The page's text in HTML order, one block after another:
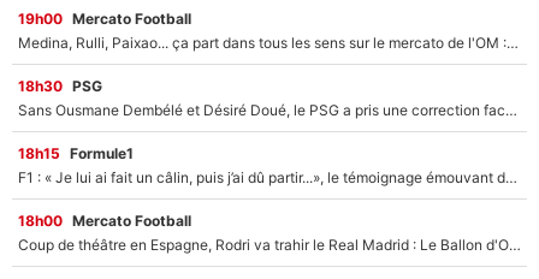
19h00 Mercato Football
Medina, Rulli, Paixao... ça part dans tous les sens sur le mercato de l'OM : Frank McCourt va enfin récupérer l'argent qu'il attend ?
18h30 PSG
Sans Ousmane Dembélé et Désiré Doué, le PSG a pris une correction face à Majorque : Luis Enrique attend avec impatience des renforts !
18h15 Formule1
F1 : « Je lui ai fait un câlin, puis j’ai dû partir...», le témoignage émouvant de Max Verstappen sur sa fille
18h00 Mercato Football
Coup de théâtre en Espagne, Rodri va trahir le Real Madrid : Le Ballon d'Or a choisi de signer au FC Barcelone !